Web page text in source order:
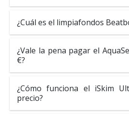
¿Cuál es el limpiafondos
¿Vale la pena pagar el
€?
¿Cómo funciona el iSkim
precio?